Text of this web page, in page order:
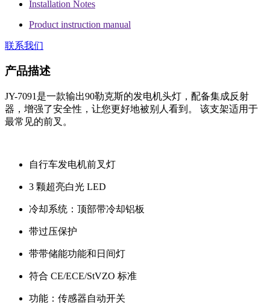
Installation Notes
Product instruction manual
联系我们
产品描述
JY-7091是一款输出90勒克斯的发电机头灯，配备集成反射
器，增强了安全性，让您更好地被别人看到。 该支架适用于
最常见的前叉。
自行车发电机前叉灯
3 颗超亮白光 LED
冷却系统：顶部带冷却铝板
带过压保护
带带储能功能和日间灯
符合 CE/ECE/StVZO 标准
功能：传感器自动开关